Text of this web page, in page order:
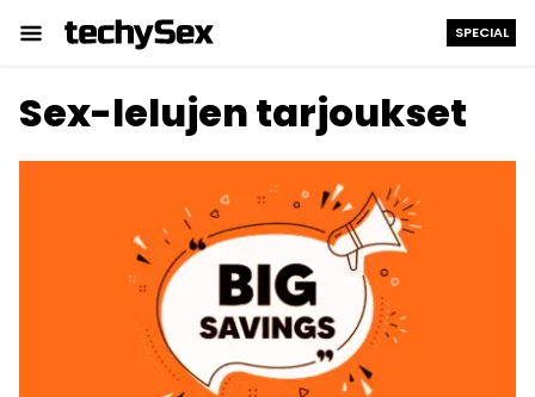
sisältöön
SPECIAL
Sex-lelujen tarjoukset